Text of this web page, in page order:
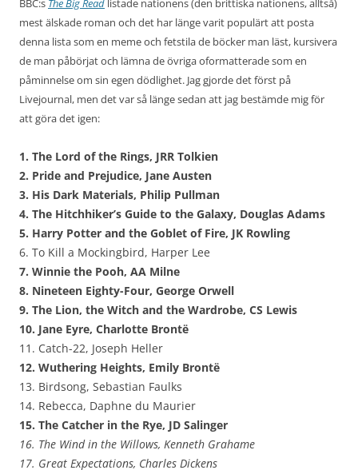
BBC:s The Big Read listade nationens (den brittiska nationens, alltså)
mest älskade roman och det har länge varit populärt att posta
denna lista som en meme och fetstila de böcker man läst, kursivera
de man påbörjat och lämna de övriga oformatterade som en
påminnelse om sin egen dödlighet. Jag gjorde det först på
Livejournal, men det var så länge sedan att jag bestämde mig för
att göra det igen:
1. The Lord of the Rings, JRR Tolkien
2. Pride and Prejudice, Jane Austen
3. His Dark Materials, Philip Pullman
4. The Hitchhiker’s Guide to the Galaxy, Douglas Adams
5. Harry Potter and the Goblet of Fire, JK Rowling
6. To Kill a Mockingbird, Harper Lee
7. Winnie the Pooh, AA Milne
8. Nineteen Eighty-Four, George Orwell
9. The Lion, the Witch and the Wardrobe, CS Lewis
10. Jane Eyre, Charlotte Brontë
11. Catch-22, Joseph Heller
12. Wuthering Heights, Emily Brontë
13. Birdsong, Sebastian Faulks
14. Rebecca, Daphne du Maurier
15. The Catcher in the Rye, JD Salinger
16. The Wind in the Willows, Kenneth Grahame
17. Great Expectations, Charles Dickens